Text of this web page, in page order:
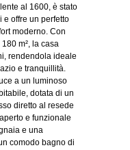
al 1600, è stato
e offre un perfetto
moderno. Con
m², la casa
rendendola ideale
e tranquillità.
a un luminoso
dotata di un
diretto al resede
e funzionale
e una
comodo bagno di